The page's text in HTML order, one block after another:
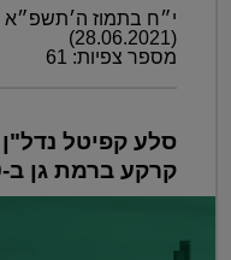
י״ח בתמוז ה׳תשפ״א
(28.06.2021)
מספר צפיות: 61
סלע קפיטל
קרקע ברמת גן ב-50 מיליון שקל